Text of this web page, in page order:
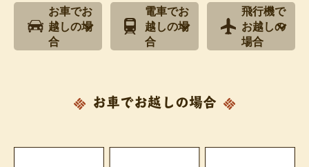
お車でお
越しの場
合
電車でお
越しの場
合
飛行機で
お越しの
場合
お車でお越しの場合